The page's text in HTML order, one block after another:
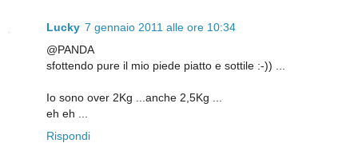
Lucky 7 gennaio 2011 alle ore 10:34
@PANDA
sfottendo pure il mio piede piatto e sottile :-)) ...
Io sono over 2Kg ...anche 2,5Kg ...
eh eh ...
Rispondi